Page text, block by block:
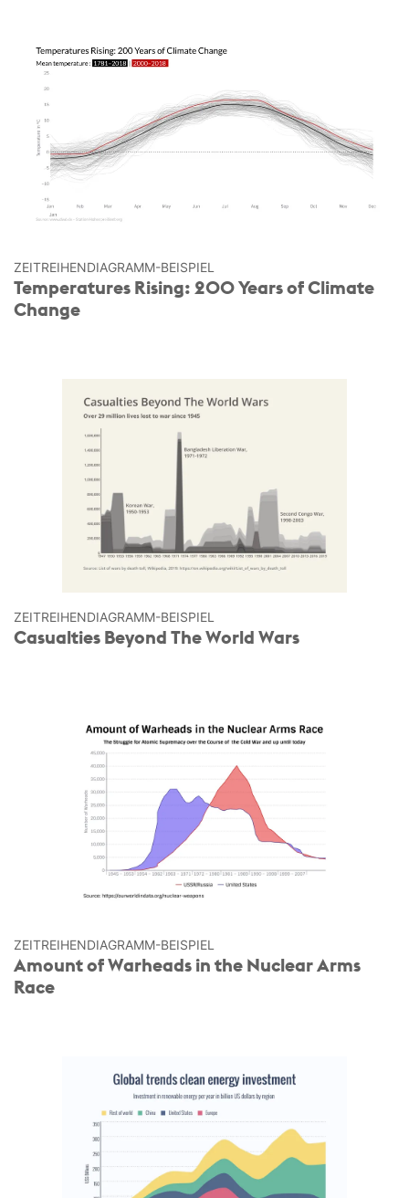
ZEITREIHEN­DIAGRAMM-BEISPIEL
Temperatures Rising: 200 Years of Climate
Change
ZEITREIHEN­DIAGRAMM-BEISPIEL
Casualties Beyond The World Wars
ZEITREIHEN­DIAGRAMM-BEISPIEL
Amount of Warheads in the Nuclear Arms
Race